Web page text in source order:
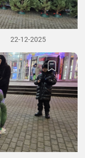
22-12-2025